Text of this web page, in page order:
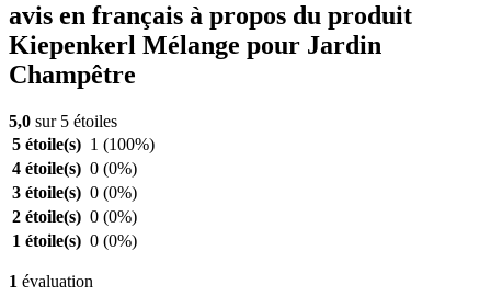
avis en français à propos du produit
Kiepenkerl Mélange pour Jardin
Champêtre
5,0 sur 5 étoiles
5 étoile(s) 1 (100%)
4 étoile(s) 0 (0%)
3 étoile(s) 0 (0%)
2 étoile(s) 0 (0%)
1 étoile(s) 0 (0%)
1 évaluation